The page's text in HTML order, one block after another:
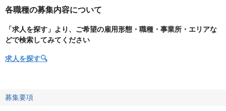
各職種の募集内容について
「求人を探す」より、ご希望の雇用形態・職種・事業所・エリアな
どで検索してみてください
求人を探す🔍
募集要項